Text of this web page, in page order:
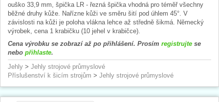
ouško 33,9 mm, špička LR - řezná špička vhodná pro téměř všechny
běžné druhy kůže. Nařízne kůži ve směru šití pod úhlem 45°. V
závislosti na kůži je poloha vlákna lehce až středně šikmá. Německý
výrobek, cena 1 krabičku (10 jehel v krabičce).
Cena výrobku se zobrazí až po přihlášení. Prosím registrujte se
nebo přihlaste.
Jehly > Jehly strojové průmyslové
Příslušenství k šicím strojům > Jehly strojové průmyslové